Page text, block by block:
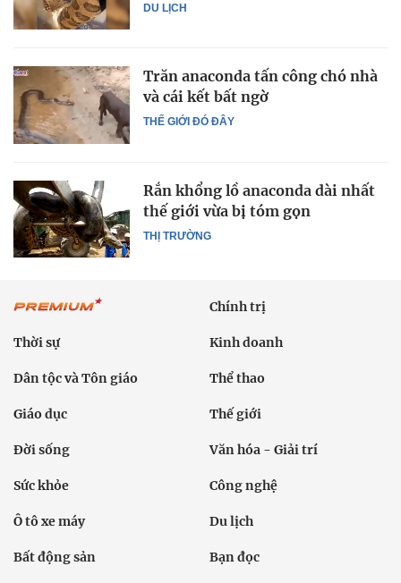
DU LỊCH
THẾ GIỚI ĐÓ ĐÂY
Trăn anaconda tấn công chó nhà
và cái kết bất ngờ
THỊ TRƯỜNG
Rắn khổng lồ anaconda dài nhất
thế giới vừa bị tóm gọn
Chính trị
Thời sự Kinh doanh
Dân tộc và Tôn giáo Thể thao
Giáo dục Thế giới
Đời sống Văn hóa - Giải trí
Sức khỏe Công nghệ
Ô tô xe máy Du lịch
Bất động sản Bạn đọc